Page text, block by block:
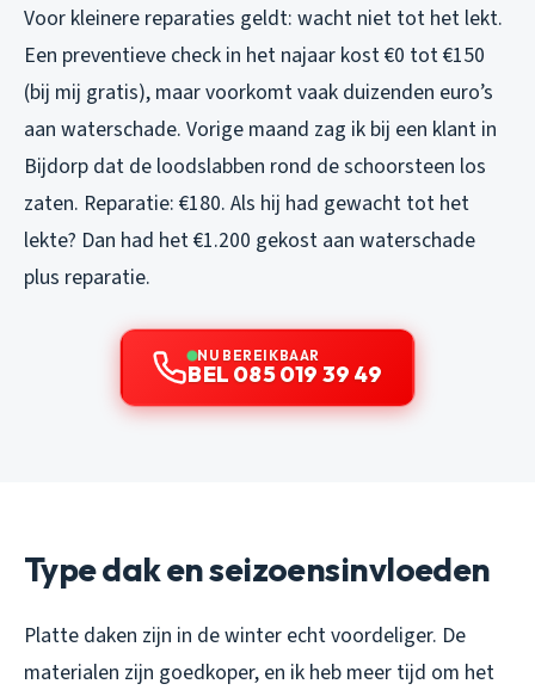
Voor kleinere reparaties geldt: wacht niet tot het lekt.
Een preventieve check in het najaar kost €0 tot €150
(bij mij gratis), maar voorkomt vaak duizenden euro’s
aan waterschade. Vorige maand zag ik bij een klant in
Bijdorp dat de loodslabben rond de schoorsteen los
zaten. Reparatie: €180. Als hij had gewacht tot het
lekte? Dan had het €1.200 gekost aan waterschade
plus reparatie.
NU BEREIKBAAR
BEL 085 019 39 49
Type dak en seizoensinvloeden
Platte daken zijn in de winter echt voordeliger. De
materialen zijn goedkoper, en ik heb meer tijd om het